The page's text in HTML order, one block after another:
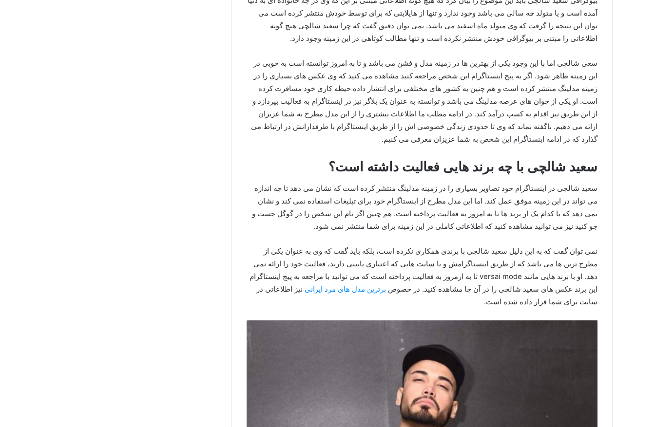
آمده است و یا متولد چه سالی می باشد وجود ندارد و تنها از هایلایتی که برای توسط خودش منتشر کرده است می
توان این نتیجه را گرفت که وی متولد ماه اسفند می باشد. نمی توان دقیق گفت که چرا سعید شالچی هیچ گونه
اطلاعاتی را مبتنی بر بیوگرافی خودش منتشر نکرده است و تنها مطالب کوتاهی در این زمینه وجود دارد.
سعی شالچی اما با این وجود یکی از بهترین ها در زمینه مدل و فشن می باشد و تا به امروز توانسته است به خوبی در
این زمینه ظاهر شود. اگر به پیج اینستاگرام این شخص مراجعه کنید مشاهده می کنید که وی عکس های بسیاری را در
زمینه مدلینگ منتشر کرده است و هم چنین به کشور های مختلفی برای انتشار داده حیطه کاری خود مسافرت کرده
است. او یکی از جوان های عرصه مدلینگ می باشد و توانسته به عنوان یک بلاگر نیز در اینستاگرام به فعالیت بپردازد و
از این طریق نیز اقدام به کسب درآمد کند. در ادامه مطلب ما اطلاعات بیشتری را از این مدل مطرح به شما عزیزان
ارائه می دهیم. ناگفته نماند که وی تا حدودی زندگی خصوصی اش را از طریق اینستاگرام با طرفدارانش در ارتباط می
گذارد که در ادامه اینستاگرام این شخص به شما عزیزان معرفی می کنیم.
سعید شالچی با چه برند هایی فعالیت داشته است؟
سعید شالچی در اینستاگرام خود تصاویر بسیاری را در زمینه مدلینگ منتشر کرده است که نشان می دهد تا چه اندازه
می تواند در این زمینه موفق عمل کند. اما این مدل مطرح از اینستاگرام خود برای تبلیغات استفاده نمی کند و نشان
نمی دهد که با کدام یک از برند ها تا به امروز به فعالیت پرداخته است. هم چنین اگر نام این شخص را در گوگل جست و
جو کنید نیز می توانید مشاهده کنید که اطلاعاتی کاملی در این زمینه برای شما منتشر نمی شود.
نمی توان گفت که به این دلیل سعید شالچی با برندی همکاری نکرده است، بلکه باید گفت که وی به عنوان یکی از
مطرح ترین ها می باشد که از طریق اینستاگرامش و یا سایت هایی که اعتباری پایینی دارند، فعالیت خود را ارائه نمی
دهد. او با برند هایی مانند versai mode تا به ارمروز به فعالیت پرداخته است که می توانید با مراجعه به پیج اینستاگرام
این برند عکس های سعید شالچی را در آن جا مشاهده کنید. در خصوص برترین مدل های مرد ایرانی نیز اطلاعاتی در
سایت برای شما قرار داده شده است.